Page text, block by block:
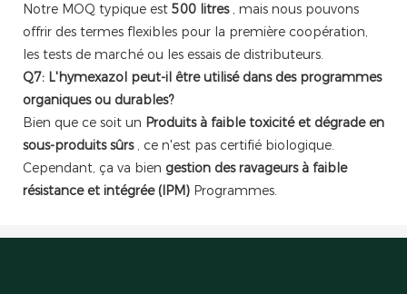
Notre MOQ typique est 500 litres , mais nous pouvons
offrir des termes flexibles pour la première coopération,
les tests de marché ou les essais de distributeurs.
Q7: L'hymexazol peut-il être utilisé dans des programmes
organiques ou durables?
Bien que ce soit un Produits à faible toxicité et dégrade en
sous-produits sûrs , ce n'est pas certifié biologique.
Cependant, ça va bien gestion des ravageurs à faible
résistance et intégrée (IPM) Programmes.